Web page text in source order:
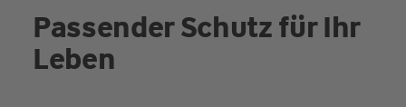
Passender Schutz für Ihr
Leben